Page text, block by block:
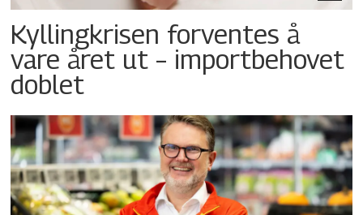
Kyllingkrisen forventes å
vare året ut – importbehovet
doblet